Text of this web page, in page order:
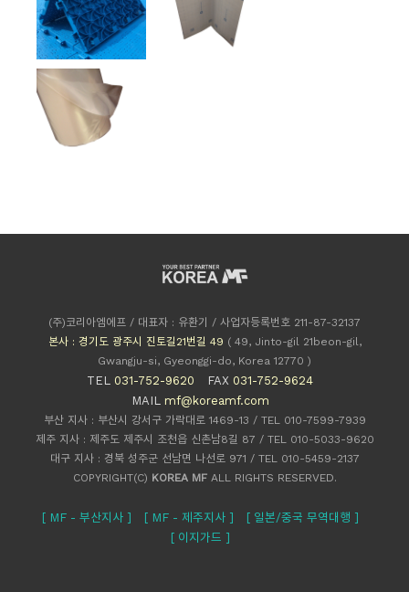
(주)코리아엠에프 / 대표자 : 유환기 / 사업자등록번호 211-87-32137
본사 : 경기도 광주시 진토길21번길 49 ( 49, Jinto-gil 21beon-gil,
Gwangju-si, Gyeonggi-do, Korea 12770 )
TEL 031-752-9620 FAX 031-752-9624
MAIL mf@koreamf.com
부산 지사 : 부산시 강서구 가락대로 1469-13 / TEL 010-7599-7939
제주 지사 : 제주도 제주시 조천읍 신촌남8길 87 / TEL 010-5033-9620
대구 지사 : 경북 성주군 선남면 나선로 971 / TEL 010-5459-2137
COPYRIGHT(C) KOREA MFALL RIGHTS RESERVED.
[ MF - 부산지사 ] [ MF - 제주지사 ]
[ 일본/중국 무역대행 ]
[ 이지가드 ]